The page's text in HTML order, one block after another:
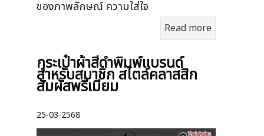
ของภาพลักษณ์ ความใส่ใจ
Read more
กระเป๋าผ้าสีดำพิมพ์แบรนด์
สำหรับสมาชิก สไตล์คลาสสิก
สัมผัสพรีเมียม
25-03-2568